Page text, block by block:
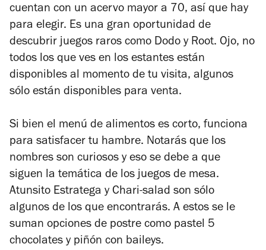
cuentan con un acervo mayor a 70, así que hay
para elegir. Es una gran oportunidad de
descubrir juegos raros como Dodo y Root. Ojo, no
todos los que ves en los estantes están
disponibles al momento de tu visita, algunos
sólo están disponibles para venta.
Si bien el menú de alimentos es corto, funciona
para satisfacer tu hambre. Notarás que los
nombres son curiosos y eso se debe a que
siguen la temática de los juegos de mesa.
Atunsito Estratega y Chari-salad son sólo
algunos de los que encontrarás. A estos se le
suman opciones de postre como pastel 5
chocolates y piñón con baileys.